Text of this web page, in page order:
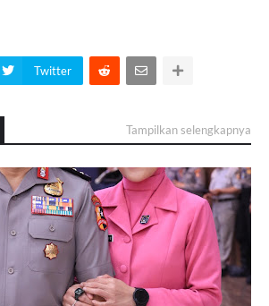
Twitter
Tampilkan selengkapnya